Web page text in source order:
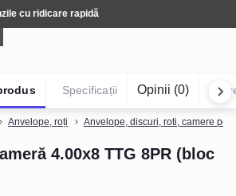
Tehnică: Livrare gratuită
Anvelope, roți Anvelope, discuri, roti, camere
4.00x8 TTG 8PR (bloc
Specificații Opinii (0)